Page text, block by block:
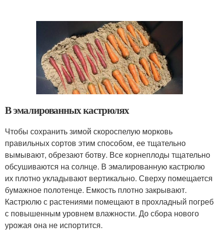
В эмалированных кастрюлях
Чтобы сохранить зимой скороспелую морковь
правильных сортов этим способом, ее тщательно
вымывают, обрезают ботву. Все корнеплоды тщательно
обсушиваются на солнце. В эмалированную кастрюлю
их плотно укладывают вертикально. Сверху помещается
бумажное полотенце. Емкость плотно закрывают.
Кастрюлю с растениями помещают в прохладный погреб
с повышенным уровнем влажности. До сбора нового
урожая она не испортится.